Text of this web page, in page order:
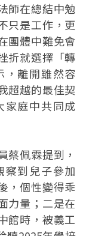
師在總結中勉
只是工作，更
團體中難免會
折就選擇「轉
，離開雖然容
超越的最佳契
家庭中共同成
蔡佩霖提到，
察到兒子參加
，個性變得乖
力量；二是在
館時，被義工